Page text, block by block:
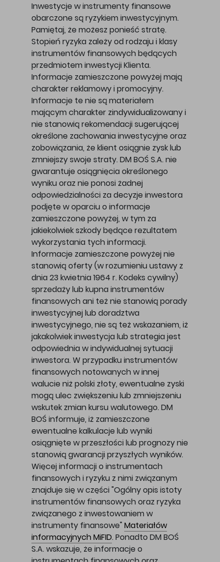
Inwestycje w instrumenty finansowe
obarczone są ryzykiem inwestycyjnym.
Pamiętaj, że możesz ponieść stratę.
Stopień ryzyka zależy od rodzaju i klasy
instrumentów finansowych będących
przedmiotem inwestycji Klienta.
Informacje zamieszczone powyżej mają
charakter reklamowy i promocyjny.
Informacje te nie są materiałem
mającym charakter zindywidualizowany i
nie stanowią rekomendacji sugerującej
określone zachowania inwestycyjne oraz
zobowiązania, że klient osiągnie zysk lub
zmniejszy swoje straty. DM BOŚ S.A. nie
gwarantuje osiągnięcia określonego
wyniku oraz nie ponosi żadnej
odpowiedzialności za decyzje inwestora
podjęte w oparciu o informacje
zamieszczone powyżej, w tym za
jakiekolwiek szkody będące rezultatem
wykorzystania tych informacji.
Informacje zamieszczone powyżej nie
stanowią oferty (w rozumieniu ustawy z
dnia 23 kwietnia 1964 r. Kodeks cywilny)
sprzedaży lub kupna instrumentów
finansowych ani też nie stanowią porady
inwestycyjnej lub doradztwa
inwestycyjnego, nie są też wskazaniem, iż
jakakolwiek inwestycja lub strategia jest
odpowiednia w indywidualnej sytuacji
inwestora. W przypadku instrumentów
finansowych notowanych w innej
walucie niż polski złoty, ewentualne zyski
mogą ulec zwiększeniu lub zmniejszeniu
wskutek zmian kursu walutowego. DM
BOŚ informuje, iż zamieszczone
ewentualne kalkulacje lub wyniki
osiągnięte w przeszłości lub prognozy nie
stanowią gwarancji przyszłych wyników.
Więcej informacji o instrumentach
finansowych i ryzyku z nimi związanym
znajduje się w części "Ogólny opis istoty
instrumentów finansowych oraz ryzyka
związanego z inwestowaniem w
instrumenty finansowe" Materiałów
informacyjnych MiFID. Ponadto DM BOŚ
S.A. wskazuje, że informacje o